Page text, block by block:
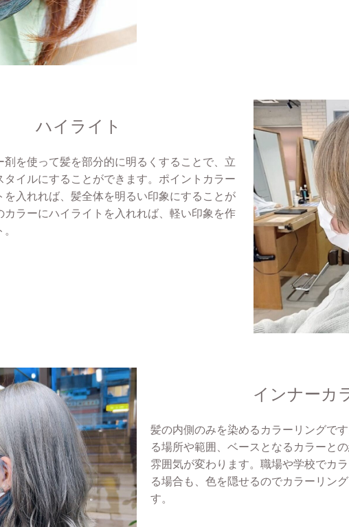
ハイライト
剤を使って髪を部分的に明るくすることで、立
タイルにすることができます。ポイントカラー
を入れれば、髪全体を明るい印象にすることが
カラーにハイライトを入れれば、軽い印象を作
インナーカ
髪の内側のみを染めるカラーリングで
る場所や範囲、ベースとなるカラーと
雰囲気が変わります。職場や学校でカ
る場合も、色を隠せるのでカラーリン
す。